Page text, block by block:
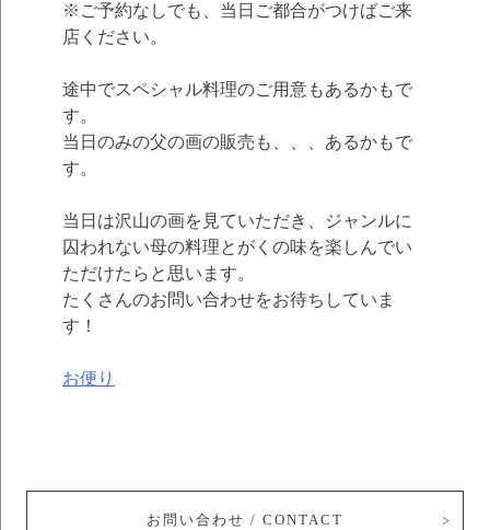
※ご予約なしでも、当日ご都合がつけばご来
店ください。
途中でスペシャル料理のご用意もあるかもで
す。
当日のみの父の画の販売も、、、あるかもで
す。
当日は沢山の画を見ていただき、ジャンルに
囚われない母の料理とがくの味を楽しんでい
ただけたらと思います。
たくさんのお問い合わせをお待ちしていま
す！
お便り
お問い合わせ / CONTACT